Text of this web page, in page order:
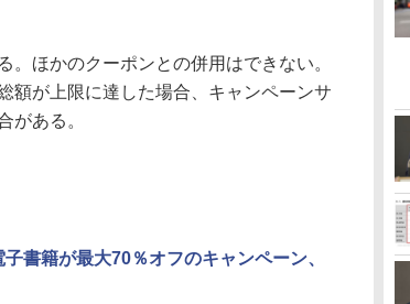
ほかのクーポンとの併用はできない。
額が上限に達した場合、キャンペーンサ
がある。
書籍が最大70％オフのキャンペーン、